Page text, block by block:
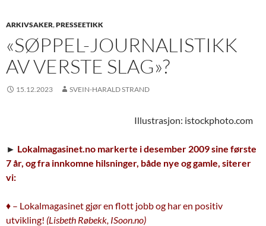
ARKIVSAKER,PRESSEETIKK
«SØPPEL-JOURNALISTIKK
AV VERSTE SLAG»?
15.12.2023 SVEIN-HARALD STRAND
Illustrasjon: istockphoto.com
► Lokalmagasinet.no markerte i desember 2009 sine første
7 år, og fra innkomne hilsninger, både nye og gamle, siterer
vi:
♦ – Lokalmagasinet gjør en flott jobb og har en positiv
utvikling! (Lisbeth Røbekk, ISoon.no)